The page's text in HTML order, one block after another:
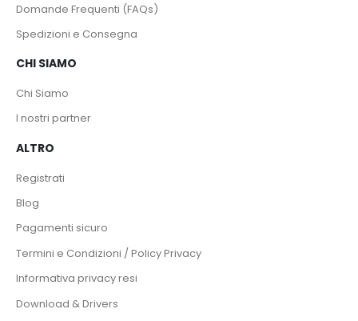
Domande Frequenti (FAQs)
Spedizioni e Consegna
CHI SIAMO
Chi Siamo
I nostri partner
ALTRO
Registrati
Blog
Pagamenti sicuro
Termini e Condizioni / Policy Privacy
Informativa privacy resi
Download & Drivers